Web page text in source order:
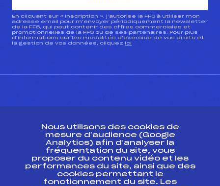
En cliquant sur « inscription », j’autorise la FFS à utiliser mon
adresse email pour m’envoyer périodiquement la newsletter
de la FFS, qui peut contenir des offres commerciales et
promotionnelles de la FFS ou de ses partenaires. Pour plus
d’informations sur les modalités d’exercice de vos droits et
la gestion de vos données, cliquez ici
Ressources
Pass’Neige
Projet sportif fédéral
Nous utilisons des cookies de
mesure d’audience (Google
Analytics) afin d’analyser la
fréquentation du site, vous
proposer du contenu vidéo et les
performances du site, ainsi que des
cookies permettant le
fonctionnement du site. Les